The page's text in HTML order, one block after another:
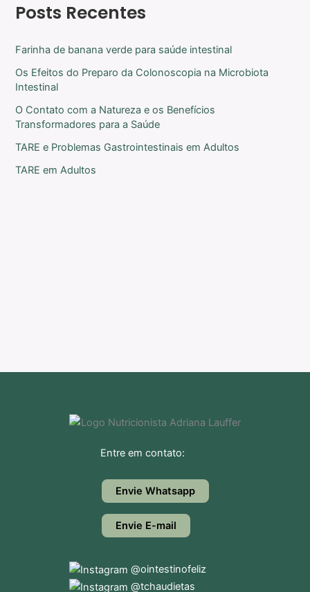
Posts Recentes
Farinha de banana verde para saúde intestinal
Os Efeitos do Preparo da Colonoscopia na Microbiota
Intestinal
O Contato com a Natureza e os Benefícios
Transformadores para a Saúde
TARE e Problemas Gastrointestinais em Adultos
TARE em Adultos
Entre em contato:
Envie Whatsapp
Envie E-mail
@ointestinofeliz
@tchaudietas